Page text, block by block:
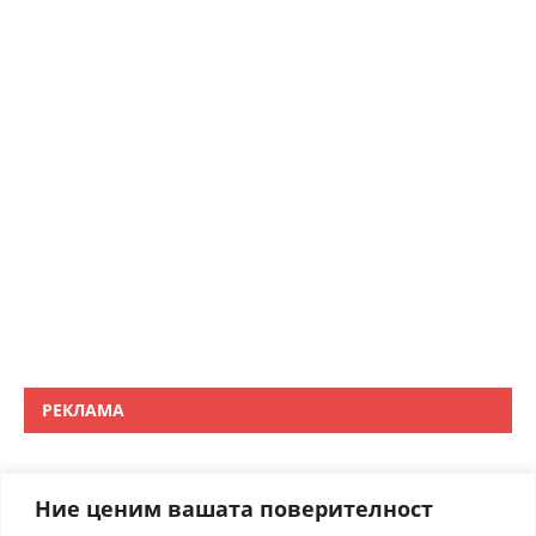
Ние ценим вашата поверителност
РЕКЛАМА